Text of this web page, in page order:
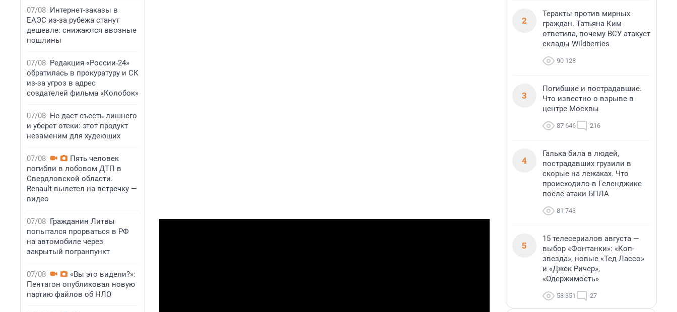
07/08 Интернет-заказы в
ЕАЭС из-за рубежа станут
дешевле: снижаются ввозные
пошлины
07/08 Редакция «России-24»
обратилась в прокуратуру и СК
из-за угроз в адрес
создателей фильма «Колобок»
07/08 Не даст съесть лишнего
и уберет отеки: этот продукт
незаменим для худеющих
07/08
Пять человек
погибли в лобовом ДТП в
Свердловской области.
Renault вылетел на встречку —
видео
07/08 Гражданин Литвы
попытался прорваться в РФ
на автомобиле через
закрытый погранпункт
07/08
«Вы это видели?»:
Пентагон опубликовал новую
партию файлов об НЛО
2
Теракты против мирных
граждан. Татьяна Ким
ответила, почему ВСУ атакует
склады Wildberries
90 128
3
Погибшие и пострадавшие.
Что известно о взрыве в
центре Москвы
87 646 216
4
Галька била в людей,
пострадавших грузили в
скорые на лежаках. Что
происходило в Геленджике
после атаки БПЛА
81 748
5
15 телесериалов августа —
выбор «Фонтанки»: «Коп-
звезда», новые «Тед Лассо»
и «Джек Ричер»,
«Одержимость»
58 351 27